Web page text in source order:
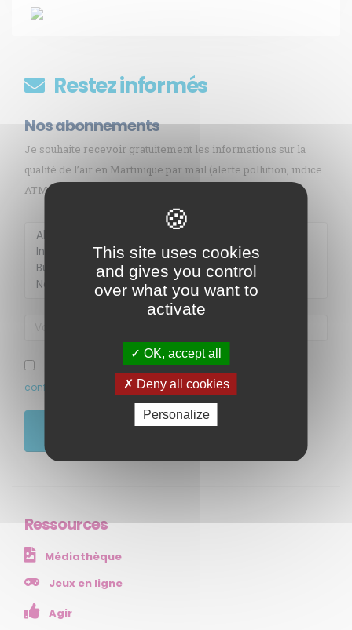
Restez informés
Nos abonnements
Je souhaite recevoir gratuitement les informations sur la
qualité de l’air en Martinique par mail (alerte pollution, indice
ATMO, sargasses, newsletter, etc.)
J’ai pris connaissance et accepte la politique de
confidentialité de ce site
Ressources
Médiathèque
Jeux en ligne
Agir
Membre de
MENU
NOS SERVICES
Presse
Collectivités
Mesures réglementaires
This site uses cookies
and gives you control
over what you want to
activate
OK, accept all
Deny all cookies
Personalize